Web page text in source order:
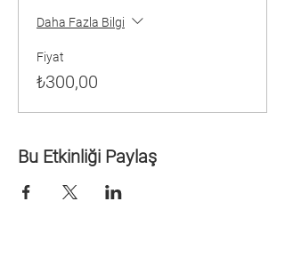
Daha Fazla Bilgi
Fiyat
₺300,00
Bu Etkinliği Paylaş